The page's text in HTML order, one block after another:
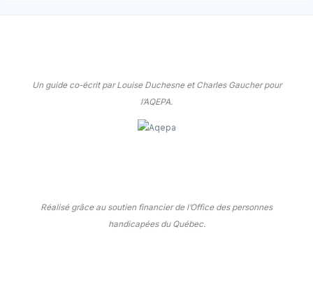
Un guide co-écrit par Louise Duchesne et Charles Gaucher pour
l’AQEPA.
Réalisé grâce au soutien financier de l’Office des personnes
handicapées du Québec.